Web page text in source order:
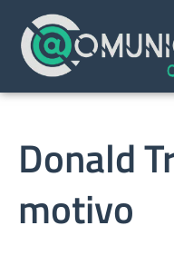
Donald
motivo